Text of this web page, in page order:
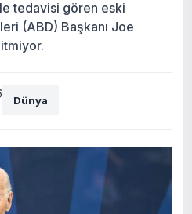
tedavisi gören eski
(ABD) Başkanı Joe
Dünya